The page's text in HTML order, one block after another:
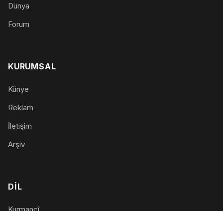
Dünya
Forum
KURUMSAL
Künye
Reklam
İletişim
Arşiv
DIL